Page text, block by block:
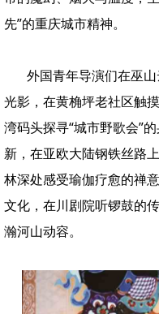
先”的重庆城市精神。
外国青年导演们在巫
光影，在黄桷坪老社区触
湾码头探寻“城市野歌会”
新，在亚欧大陆钢铁丝路
林深处感受瑜伽疗愈的禅
文化，在川剧院听锣鼓的
瀚河山动容。